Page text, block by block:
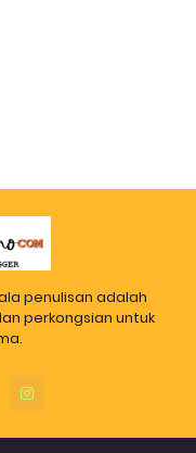
penulisan adalah
perkongsian untuk